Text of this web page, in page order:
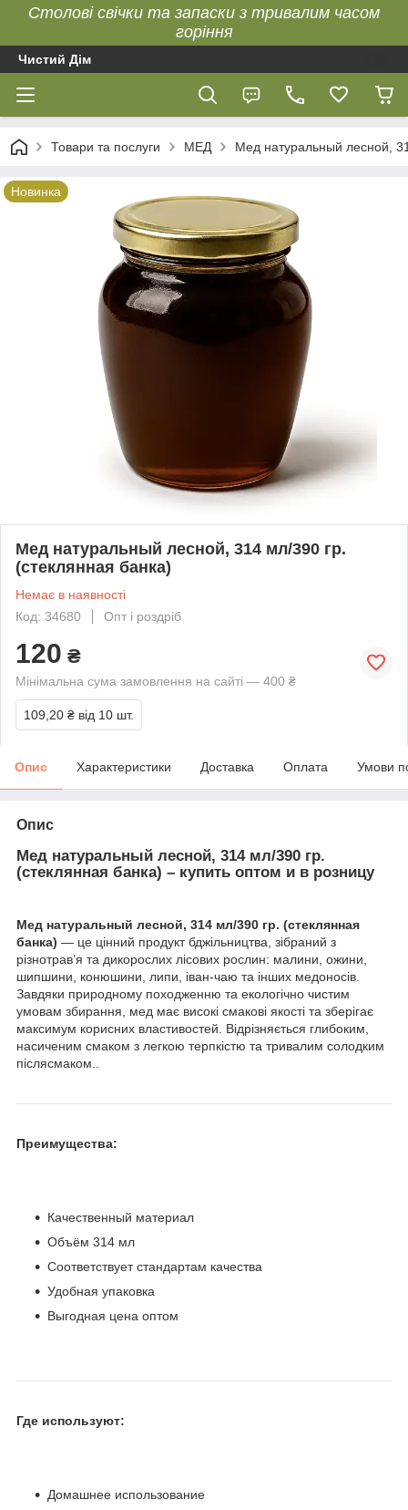
Столові свічки та запаски з тривалим часом
горіння
Чистий Дім
Товари та послуги МЕД Мед натуральный лесной,
Новинка
Мед натуральный лесной, 314 мл/390 гр.
(стеклянная банка)
Немає в наявності
Код: 34680
Опт і роздріб
120 ₴
Мінімальна сума замовлення на сайті — 400 ₴
109,20 ₴ від 10 шт.
Опис Характеристики Доставка Оплата Умови
Опис
Мед натуральный лесной, 314 мл/390 гр.
(стеклянная банка) – купить оптом и в розницу
Мед натуральный лесной, 314 мл/390 гр. (стеклянная
банка) — це цінний продукт бджільництва, зібраний з
різнотрав’я та дикорослих лісових рослин: малини, ожини,
шипшини, конюшини, липи, іван-чаю та інших медоносів.
Завдяки природному походженню та екологічно чистим
умовам збирання, мед має високі смакові якості та зберігає
максимум корисних властивостей. Відрізняється глибоким,
насиченим смаком з легкою терпкістю та тривалим солодким
післясмаком..
Преимущества:
Качественный материал
Объём 314 мл
Соответствует стандартам качества
Удобная упаковка
Выгодная цена оптом
Где используют:
Домашнее использование